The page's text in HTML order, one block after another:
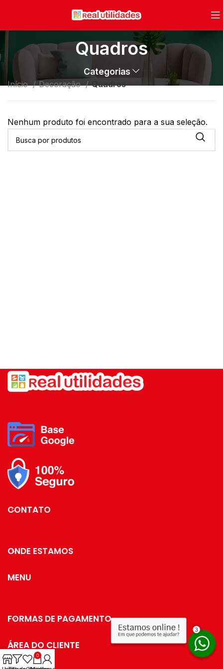
Quadros
Categorias
Início Decoração Quadros
Nenhum produto foi encontrado para a sua seleção.
CONTATO
ONDE ESTAMOS
MENU
FORMAS DE PAGAMENTO
ÁREA DO CLIENTE
0